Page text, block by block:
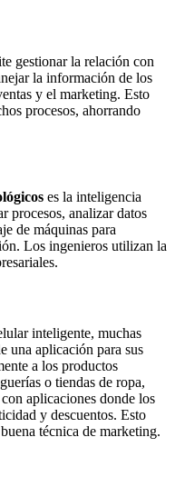
gestionar la relación con
la información de los
y el marketing. Esto
procesos, ahorrando
es la inteligencia
procesos, analizar datos
de máquinas para
Los ingenieros utilizan la
inteligente, muchas
una aplicación para sus
a los productos
o tiendas de ropa,
aplicaciones donde los
y descuentos. Esto
técnica de marketing.